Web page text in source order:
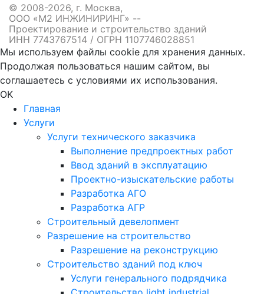
© 2008-2026, г. Москва,
ООО «М2 ИНЖИНИРИНГ» --
Проектирование и строительство зданий
ИНН 7743767514 / ОГРН 1107746028851
Мы используем файлы cookie для хранения данных.
Продолжая пользоваться нашим сайтом, вы
соглашаетесь с условиями их использования.
OK
Главная
Услуги
Услуги технического заказчика
Выполнение предпроектных работ
Ввод зданий в эксплуатацию
Проектно-изыскательские работы
Разработка АГО
Разработка АГР
Строительный девелопмент
Разрешение на строительство
Разрешение на реконструкцию
Строительство зданий под ключ
Услуги генерального подрядчика